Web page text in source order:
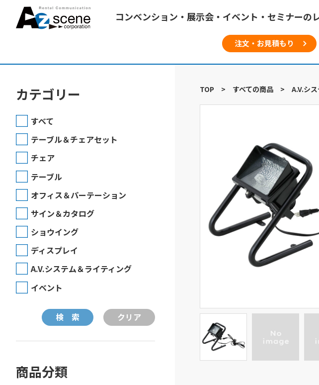
コンベンション・展示会・イベント・セミナーの
注文・お見積もり
カテゴリー
すべて
テーブル＆チェアセット
チェア
テーブル
オフィス＆パーテーション
サイン＆カタログ
ショウイング
ディスプレイ
A.V.システム＆ライティング
イベント
商品分類
TOP > すべての商品 > A.V.シ